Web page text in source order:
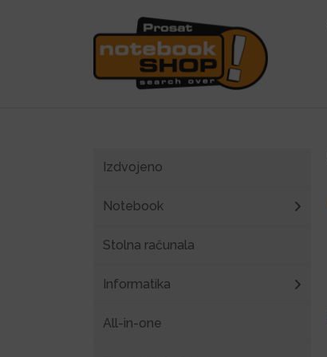
Izdvojeno
Notebook
Stolna računala
Informatika
All-in-one